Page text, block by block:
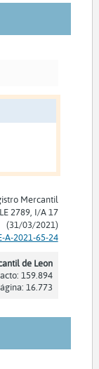
Mercantil
2789, I/A 17
(31/03/2021)
A-2021-65-24
de Leon
159.894
16.773